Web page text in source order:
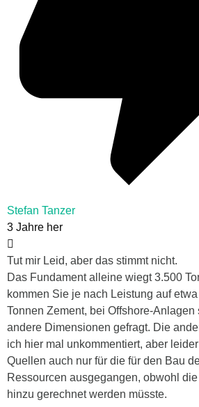
Stefan Tanzer
3 Jahre her
Tut mir Leid, aber das stimmt nicht.
Das Fundament alleine wiegt 3.500
kommen Sie je nach Leistung auf
Tonnen Zement, bei Offshore-
andere Dimensionen gefragt. Die
ich hier mal unkommentiert, aber
Quellen auch nur für die für den Bau
Ressourcen ausgegangen, obwohl
hinzu gerechnet werden müsste.